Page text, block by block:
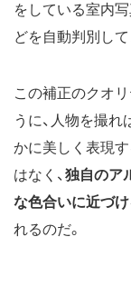
をしている室内
どを自動判別し
この補正のクオ
うに、人物を撮
かに美しく表現
はなく、 独自のア
な色合いに近づけ
れるのだ。